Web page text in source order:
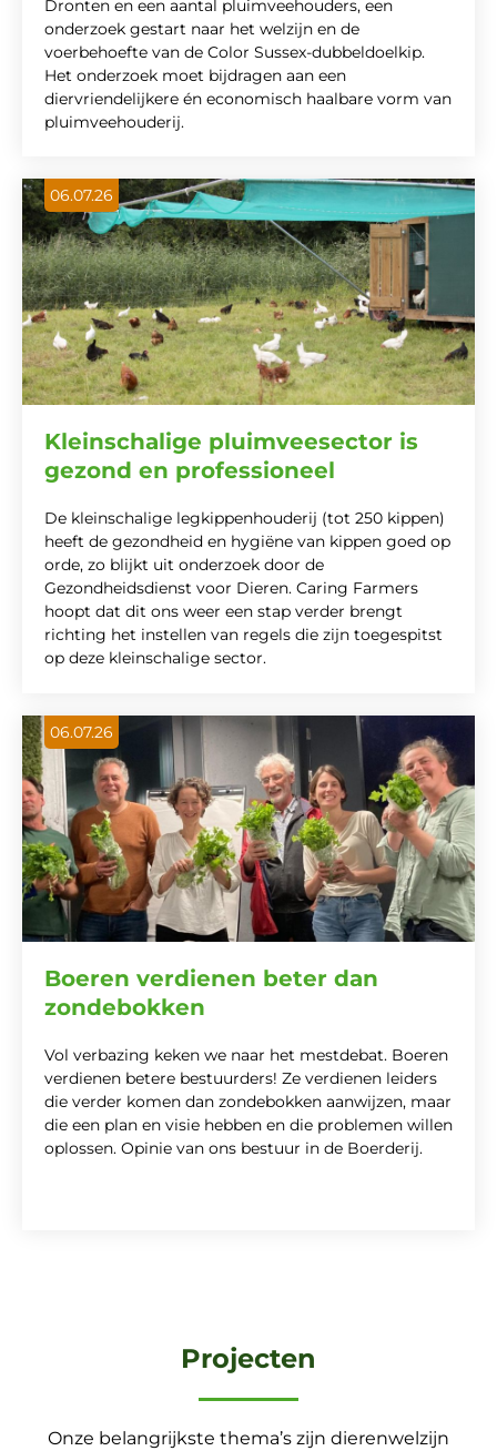
Dronten en een aantal pluimveehouders, een
onderzoek gestart naar het welzijn en de
voerbehoefte van de Color Sussex-dubbeldoelkip.
Het onderzoek moet bijdragen aan een
diervriendelijkere én economisch haalbare vorm van
pluimveehouderij.
06.07.26
Kleinschalige pluimveesector is
gezond en professioneel
De kleinschalige legkippenhouderij (tot 250 kippen)
heeft de gezondheid en hygiëne van kippen goed op
orde, zo blijkt uit onderzoek door de
Gezondheidsdienst voor Dieren. Caring Farmers
hoopt dat dit ons weer een stap verder brengt
richting het instellen van regels die zijn toegespitst
op deze kleinschalige sector.
06.07.26
Boeren verdienen beter dan
zondebokken
Vol verbazing keken we naar het mestdebat. Boeren
verdienen betere bestuurders! Ze verdienen leiders
die verder komen dan zondebokken aanwijzen, maar
die een plan en visie hebben en die problemen willen
oplossen. Opinie van ons bestuur in de Boerderij.
Projecten
Onze belangrijkste thema’s zijn dierenwelzijn